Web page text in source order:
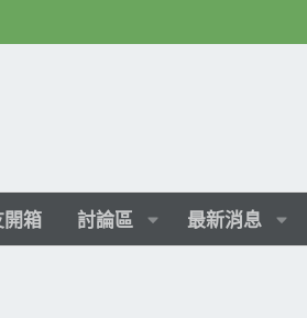
箱 討論區 最新消息